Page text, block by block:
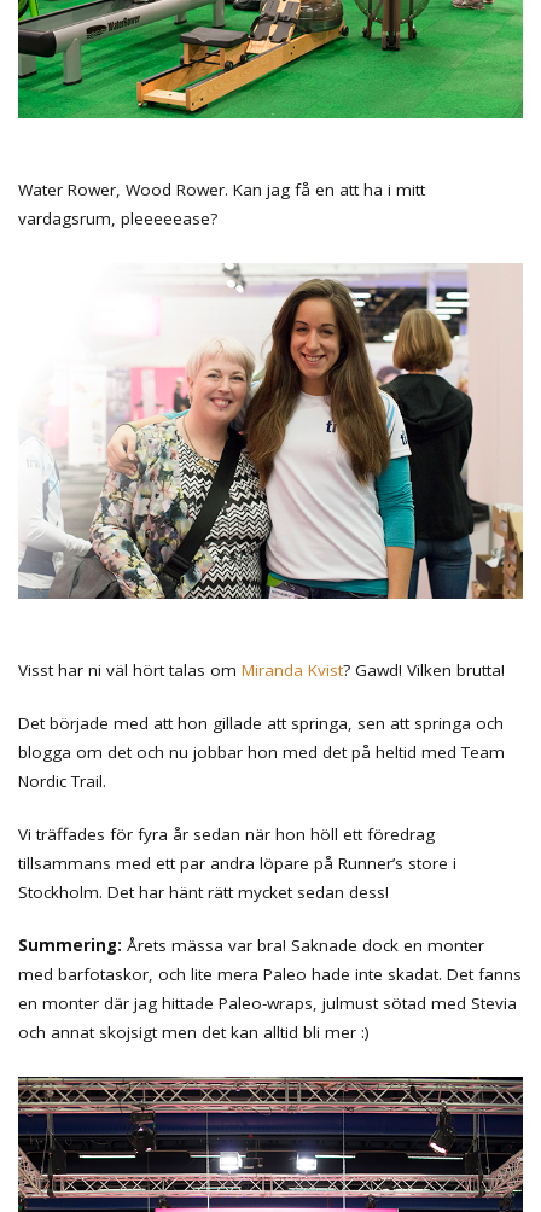
Water Rower, Wood Rower. Kan jag få en att ha i mitt
vardagsrum, pleeeeease?
Visst har ni väl hört talas om Miranda Kvist? Gawd! Vilken brutta!
Det började med att hon gillade att springa, sen att springa och
blogga om det och nu jobbar hon med det på heltid med Team
Nordic Trail.
Vi träffades för fyra år sedan när hon höll ett föredrag
tillsammans med ett par andra löpare på Runner’s store i
Stockholm. Det har hänt rätt mycket sedan dess!
Summering: Årets mässa var bra! Saknade dock en monter
med barfotaskor, och lite mera Paleo hade inte skadat. Det fanns
en monter där jag hittade Paleo-wraps, julmust sötad med Stevia
och annat skojsigt men det kan alltid bli mer :)